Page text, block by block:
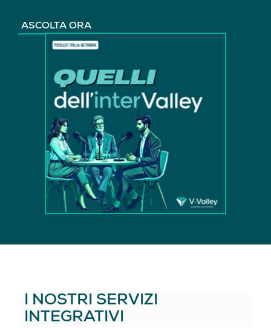
ASCOLTA ORA
I NOSTRI SERVIZI
INTEGRATIVI